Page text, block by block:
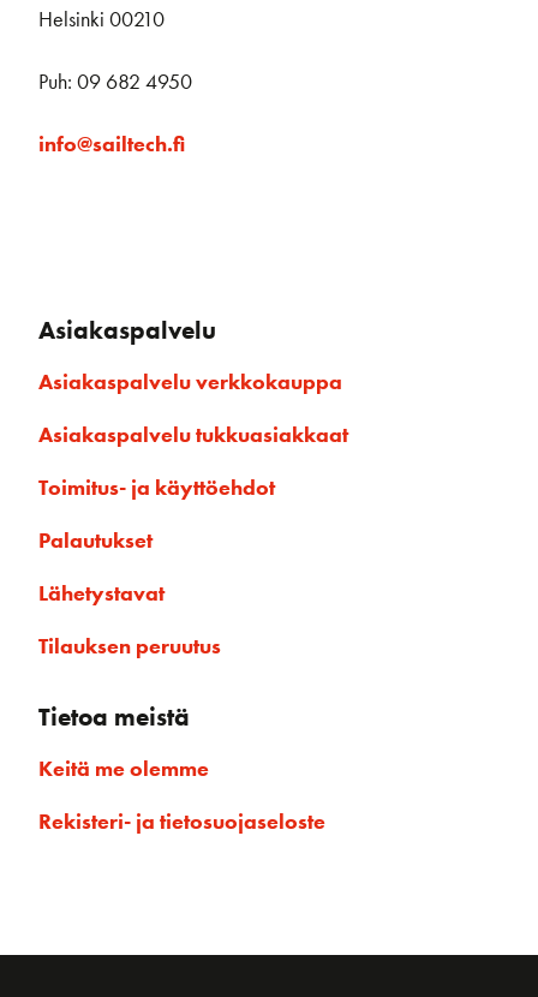
Helsinki 00210
Puh: 09 682 4950
info@sailtech.fi
Asiakaspalvelu
Asiakaspalvelu verkkokauppa
Asiakaspalvelu tukkuasiakkaat
Toimitus- ja käyttöehdot
Palautukset
Lähetystavat
Tilauksen peruutus
Tietoa meistä
Keitä me olemme
Rekisteri- ja tietosuojaseloste